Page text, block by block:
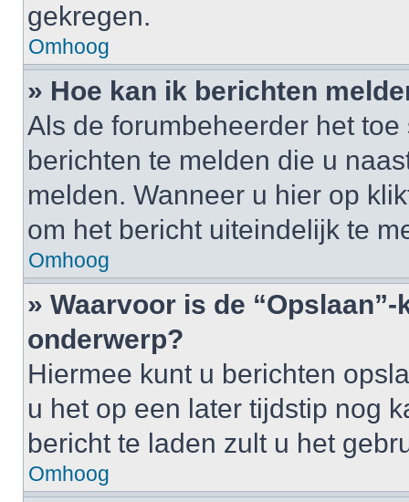
gekregen.
Omhoog
» Hoe kan ik berichten
Als de forumbeheerder het
berichten te melden die u
melden. Wanneer u hier op
om het bericht uiteindelijk te
Omhoog
» Waarvoor is de
onderwerp?
Hiermee kunt u berichten
u het op een later tijdstip nog
bericht te laden zult u het
Omhoog